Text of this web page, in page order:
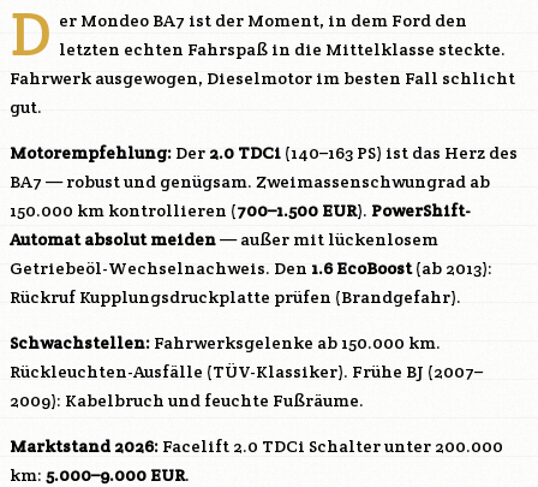
D er Mondeo BA7 ist der Moment, in dem Ford den
letzten echten Fahrspaß in die Mittelklasse steckte.
Fahrwerk ausgewogen, Dieselmotor im besten Fall schlicht
gut.
Motorempfehlung: Der 2.0 TDCi (140–163 PS) ist das Herz des
BA7 — robust und genügsam. Zweimassenschwungrad ab
150.000 km kontrollieren (700–1.500 EUR). PowerShift-
Automat absolut meiden— außer mit lückenlosem
Getriebeöl-Wechselnachweis. Den 1.6 EcoBoost(ab 2013):
Rückruf Kupplungsdruckplatte prüfen (Brandgefahr).
Schwachstellen: Fahrwerksgelenke ab 150.000 km.
Rückleuchten-Ausfälle (TÜV-Klassiker). Frühe BJ (2007–
2009): Kabelbruch und feuchte Fußräume.
Marktstand 2026: Facelift 2.0 TDCi Schalter unter 200.000
km: 5.000–9.000 EUR.